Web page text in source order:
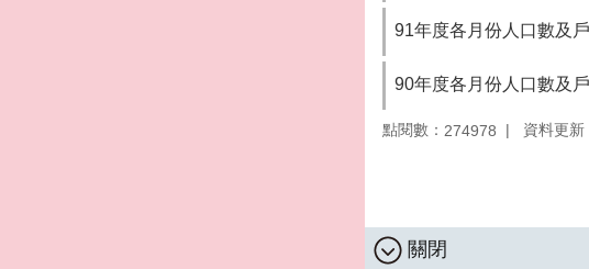
91年度各月份人口數及
90年度各月份人口數及
點閱數： 274978 資料更
關閉